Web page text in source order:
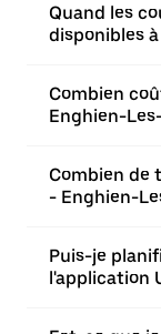
Quand les
disponibles
Combien
Enghien-
Combien de
- Enghien-
Puis-je
l'application